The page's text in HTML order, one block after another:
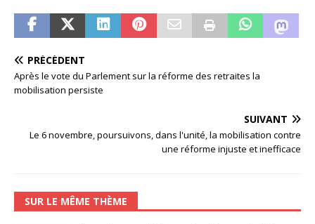
PRÉCÉDENT
Après le vote du Parlement sur la réforme des retraites la
mobilisation persiste
SUIVANT
Le 6 novembre, poursuivons, dans l'unité, la mobilisation contre
une réforme injuste et inefficace
SUR LE MÊME THÈME